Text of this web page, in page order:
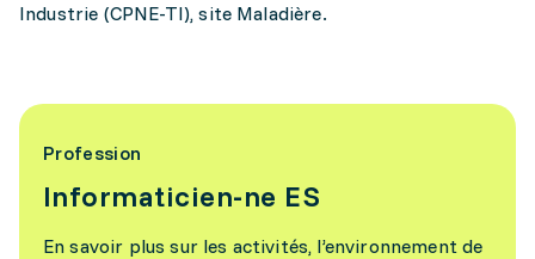
Industrie (CPNE-TI), site Maladière.
Profession
Informaticien-ne ES
En savoir plus sur les activités, l’environnement de